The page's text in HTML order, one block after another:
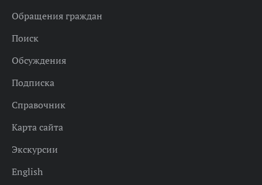
Обращения граждан
Поиск
Обсуждения
Подписка
Справочник
Карта сайта
Экскурсии
English